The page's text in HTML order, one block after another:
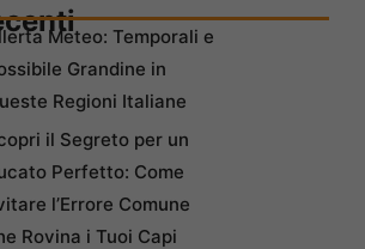
Meteo: Temporali e
Grandine in
Regioni Italiane
il Segreto per un
Perfetto: Come
l’Errore Comune
Rovina i Tuoi Capi